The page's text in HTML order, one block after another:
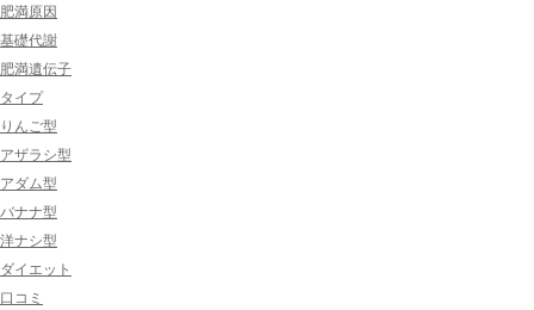
肥満原因
基礎代謝
肥満遺伝子
タイプ
りんご型
アザラシ型
アダム型
バナナ型
洋ナシ型
ダイエット
口コミ